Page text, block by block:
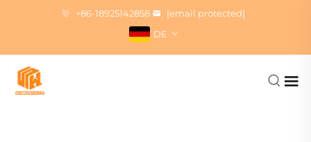
+86-18925142858
[email protected]
DE